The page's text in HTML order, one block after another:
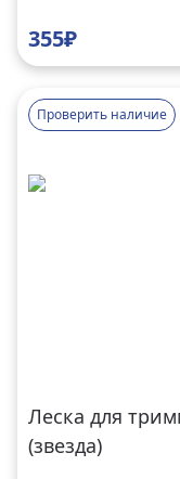
355₽
Проверить наличие
Леска для
(звезда)